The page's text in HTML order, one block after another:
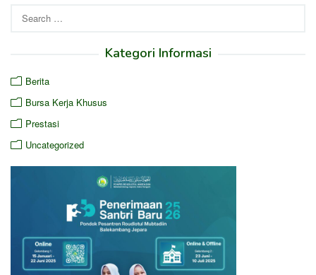
Kategori Informasi
Berita
Bursa Kerja Khusus
Prestasi
Uncategorized